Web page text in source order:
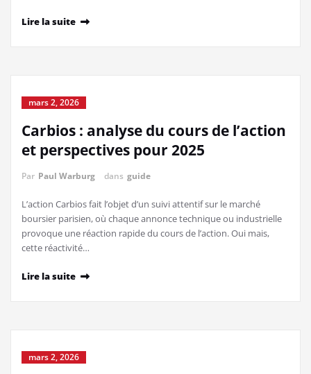
Lire la suite
mars 2, 2026
Carbios : analyse du cours de l’action
et perspectives pour 2025
Par Paul Warburg dans guide
L’action Carbios fait l’objet d’un suivi attentif sur le marché
boursier parisien, où chaque annonce technique ou industrielle
provoque une réaction rapide du cours de l’action. Oui mais,
cette réactivité…
Lire la suite
mars 2, 2026